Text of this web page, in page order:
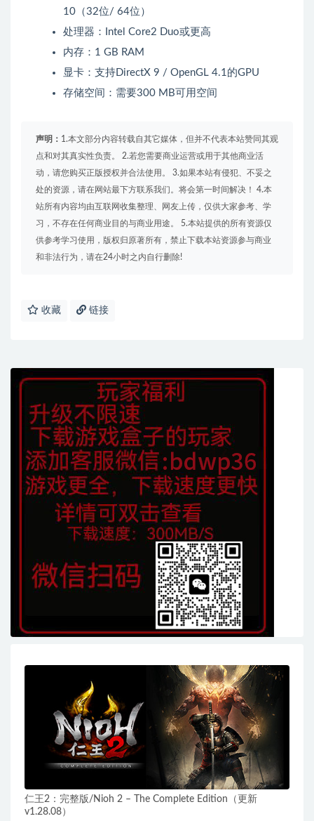
10（32位/ 64位）
处理器：Intel Core2 Duo或更高
内存：1 GB RAM
显卡：支持DirectX 9 / OpenGL 4.1的GPU
存储空间：需要300 MB可用空间
声明： 1.本文部分内容转载自其它媒体，但并不代表本站赞同其观
点和对其真实性负责。 2.若您需要商业运营或用于其他商业活
动，请您购买正版授权并合法使用。 3.如果本站有侵犯、不妥之
处的资源，请在网站最下方联系我们。将会第一时间解决！ 4.本
站所有内容均由互联网收集整理、网友上传，仅供大家参考、学
习，不存在任何商业目的与商业用途。 5.本站提供的所有资源仅
供参考学习使用，版权归原著所有，禁止下载本站资源参与商业
和非法行为，请在24小时之内自行删除!
收藏 链接
仁王2：完整版/Nioh 2 – The Complete Edition（更新
v1.28.08）